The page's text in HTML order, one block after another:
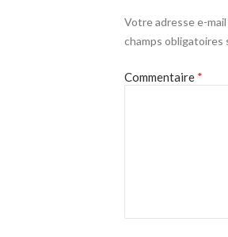
Votre adresse e-
champs obligatoires
Commentaire *